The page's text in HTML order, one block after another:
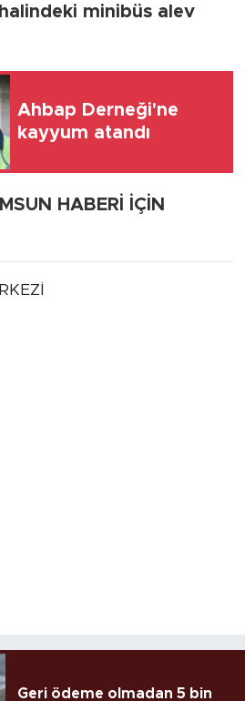
minibüs alev
Ahbap Derneği'ne
kayyum atandı
HABERİ İÇİN
Geri ödeme olmadan 5 bin